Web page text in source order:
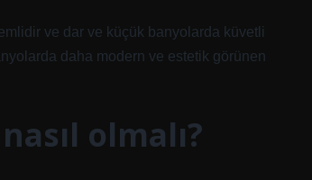
ve dar ve küçük banyolarda küvetli
daha modern ve estetik görünen
olmalı?